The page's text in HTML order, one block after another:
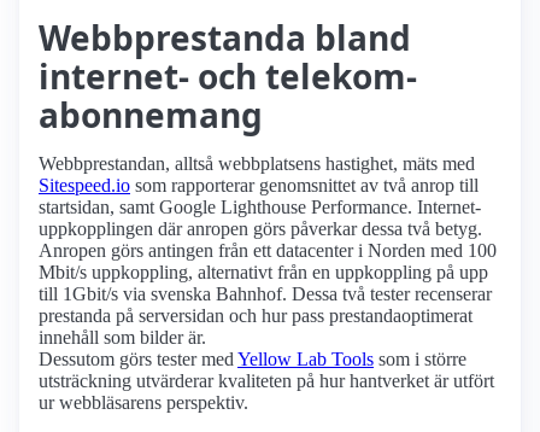
Webbprestanda bland
internet- och telekom-
abonnemang
Webbprestandan, alltså webbplatsens hastighet, mäts med
Sitespeed.io som rapporterar genomsnittet av två anrop till
startsidan, samt Google Lighthouse Performance. Internet­
uppkopplingen där anropen görs påverkar dessa två betyg.
Anropen görs antingen från ett datacenter i Norden med 100
Mbit/s uppkoppling, alternativt från en uppkoppling på upp
till 1Gbit/s via svenska Bahnhof. Dessa två tester recenserar
prestanda på serversidan och hur pass prestanda­optimerat
innehåll som bilder är.
Dessutom görs tester medYellow Lab Tools som i större
utsträckning utvärderar kvaliteten på hur hantverket är utfört
ur webbläsarens perspektiv.